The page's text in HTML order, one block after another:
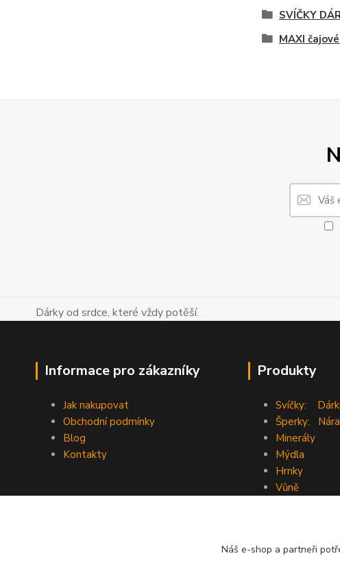
SVÍČKY
MAXI
Dárky od srdce, které vždy potěší.
Informace pro zákazníky
Jak nakupovat
Obchodní podmínky
Blog
Kontakty
Produkty
Svíčky:
Šperky:
Minerály
Mýdla
Hrnky
Vůně
Náš e-shop a partneři